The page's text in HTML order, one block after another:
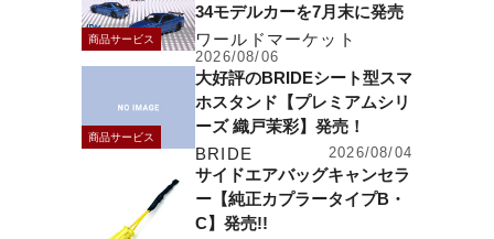
商品サービス
34モデルカーを7月末に発売
ワールドマーケット
2026/08/06
商品サービス
大好評のBRIDEシート型スマ
ホスタンド【プレミアムシリ
ーズ 織戸茉彩】発売！
BRIDE
2026/08/04
サイドエアバッグキャンセラ
ー【純正カプラータイプB・
C】発売!!